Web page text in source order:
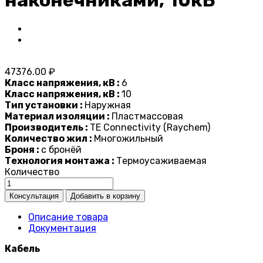
47376.00 ₽
Класс напряжения, кВ : 6
Класс напряжения, кВ : 10
Тип установки : Наружная
Материал изоляции : Пластмассовая
Производитель : TE Connectivity (Raychem)
Количество жил : Многожильный
Броня : с бронёй
Технология монтажа : Термоусаживаемая
Количество
Описание товара
Документация
Кабель